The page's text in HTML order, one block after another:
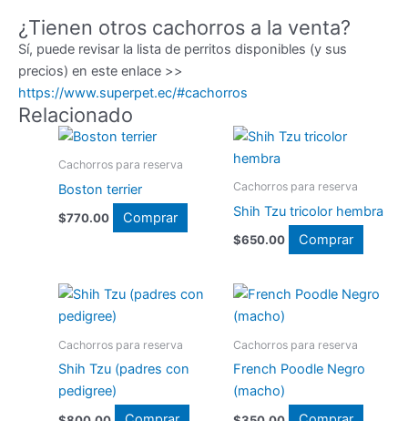
¿Tienen otros cachorros a la venta?
Sí, puede revisar la lista de perritos disponibles (y sus
precios) en este enlace >>
https://www.superpet.ec/#cachorros
Relacionado
Cachorros para reserva
Boston terrier
$770.00 Comprar
Cachorros para reserva
Shih Tzu tricolor hembra
$650.00 Comprar
Cachorros para reserva
Shih Tzu (padres con
pedigree)
Cachorros para reserva
French Poodle Negro
(macho)